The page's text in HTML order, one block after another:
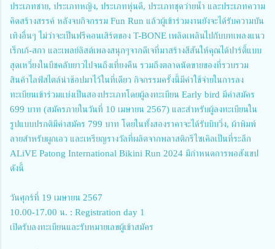
ประเภทชาย, ประเภทหญิง, ประเภทหุ่นดี, ประเภทชุดว่ายน้ำ และประเภทความ
คิดสร้างสรรค์ หลังจบกิจกรรม Fun Run แล้วผู้เข้าร่วมงานยังจะได้รับความบัน
เทิงอื่นๆ ไม่ว่าจะเป็นฟรีคอนเสิร์ตของ T-BONE เพลิดเพลินไปกับบทเพลงแนว
เร็กเก้-สกา และเพลย์ลิสต์เพลงสนุกๆจากดีเจที่มาสร้างสีสันให้คุณได้ปาร์ตี้แบบ
สุดเหวี่ยงในบีชคลับยาวไปจนถึงเที่ยงคืน รวมถึงตลาดนัดขายของที่รวบรวม
สินค้าไลฟ์สไตล์น่าช้อปมาไว้ในที่เดียว กิจกรรมครั้งนี้มีค่าใช้จ่ายในการลง
ทะเบียนเข้าร่วมแบ่งเป็นสองประเภทโดยผู้ลงทะเบียน Early bird มีค่าสมัคร
699 บาท (สมัครภายในวันที่ 10 เมษายน 2567) และสำหรับผู้ลงทะเบียนใน
รูปแบบปรกติมีค่าสมัคร 799 บาท โดยในทั้งสองราคาจะได้รับบิบวิ่ง, ผ้าพิมพ์
ลายสำหรับผูกเอว และเหรียญรางวัลที่ผลิตจากพลาสติกรีไซเคิลเป็นที่ระลึก
ALiVE Patong International Bikini Run 2024 มีกำหนดการพอสังเขป
ดังนี้
วันศุกร์ที่ 19 เมษายน 2567
10.00-17.00 น. : Registration day 1
เปิดรับลงทะเบียนและรับหมายเลขผู้เข้าสมัคร